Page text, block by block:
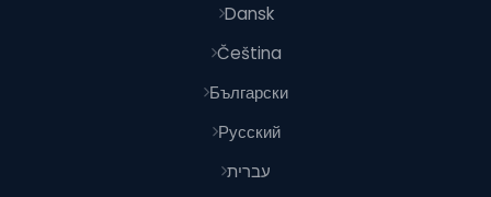
Dansk
Čeština
Български
Русский
עברית